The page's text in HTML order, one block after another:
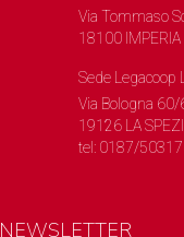
Via Tommaso
18100 IMPERIA
Sede Legacoop
Via Bologna 60/
19126 LA
tel: 0187/
NEWSLETTER